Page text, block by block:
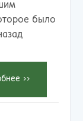
было
>>